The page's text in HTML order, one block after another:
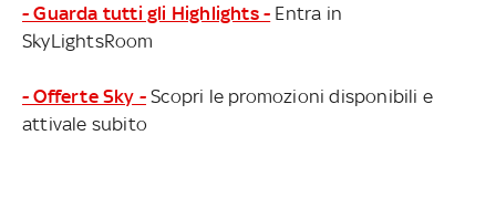
- Guarda tutti gli Highlights - Entra in
SkyLightsRoom
- Offerte Sky - Scopri le promozioni disponibili e
attivale subito